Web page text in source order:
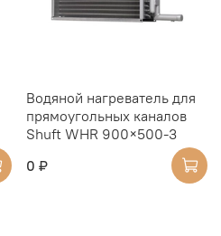
Водяной нагреватель для
прямоугольных каналов
Shuft WHR 900×500-3
0 ₽